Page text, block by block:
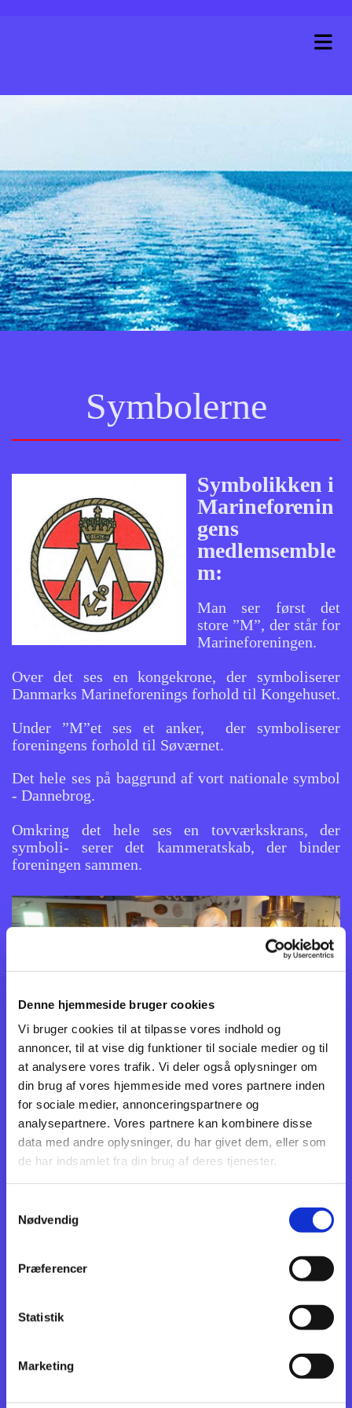
Denne hjemmeside bruger cookies
Vi bruger cookies til at tilpasse vores indhold og
annoncer, til at vise dig funktioner til sociale medier og til
at analysere vores trafik. Vi deler også oplysninger om
din brug af vores hjemmeside med vores partnere inden
for sociale medier, annonceringspartnere og
analysepartnere. Vores partnere kan kombinere disse
data med andre oplysninger, du har givet dem, eller som
de har indsamlet fra din brug af deres tjenester.
Nødvendig
Præferencer
Statistik
Marketing
Symbolerne
Symbolikken i
Marineforenin
gens
medlemsemble
m:
Man ser først det
store ”M”, der står for
Marineforeningen.
Over det ses en kongekrone, der symboliserer
Danmarks Marineforenings forhold til Kongehuset.
Under ”M”et ses et anker, der symboliserer
foreningens forhold til Søværnet.
Det hele ses på baggrund af vort nationale symbol
- Dannebrog.
Omkring det hele ses en tovværkskrans, der
symboli- serer det kammeratskab, der binder
foreningen sammen.